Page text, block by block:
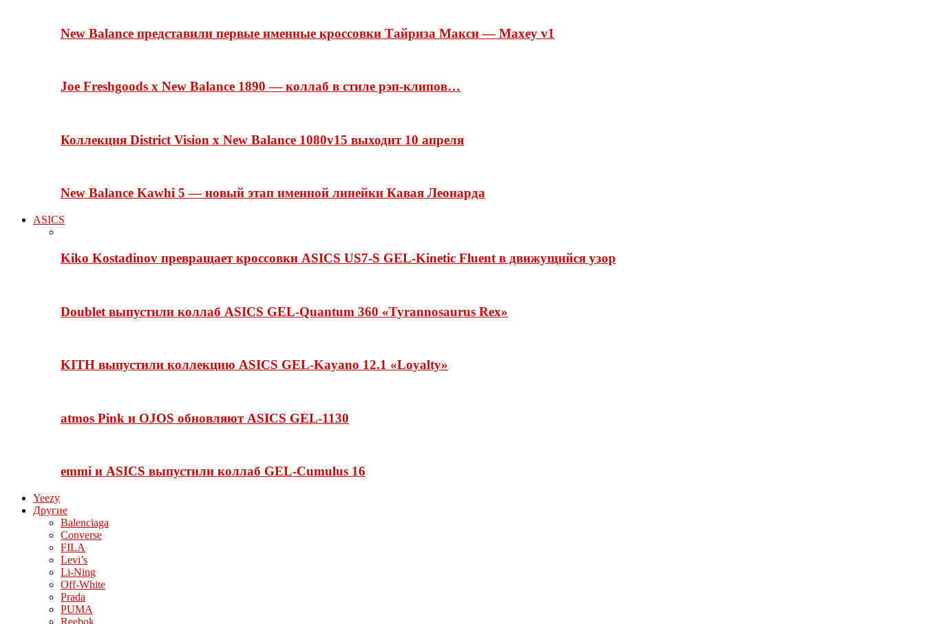
New Balance представили первые именные кроссовки Тайриза Макси — Maxey v1
Joe Freshgoods x New Balance 1890 — коллаб в стиле рэп-клипов…
Коллекция District Vision x New Balance 1080v15 выходит 10 апреля
New Balance Kawhi 5 — новый этап именной линейки Кавая Леонарда
ASICS
Kiko Kostadinov превращает кроссовки ASICS US7-S GEL-Kinetic Fluent в движущийся узор
Doublet выпустили коллаб ASICS GEL-Quantum 360 «Tyrannosaurus Rex»
KITH выпустили коллекцию ASICS GEL-Kayano 12.1 «Loyalty»
atmos Pink и OJOS обновляют ASICS GEL-1130
emmi и ASICS выпустили коллаб GEL-Cumulus 16
Yeezy
Другие
Balenciaga
Converse
FILA
Levi’s
Li-Ning
Off-White
Prada
PUMA
Reebok